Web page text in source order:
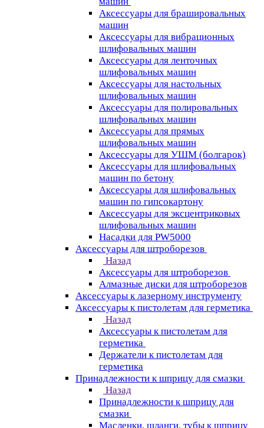
Аксессуары для брашировальных
машин
Аксессуары для вибрационных
шлифовальных машин
Аксессуары для ленточных
шлифовальных машин
Аксессуары для настольных
шлифовальных машин
Аксессуары для полировальных
шлифовальных машин
Аксессуары для прямых
шлифовальных машин
Аксессуары для УШМ (болгарок)
Аксессуары для шлифовальных
машин по бетону
Аксессуары для шлифовальных
машин по гипсокартону
Аксессуары для эксцентриковых
шлифовальных машин
Насадки для PW5000
Аксессуары для штроборезов
Назад
Аксессуары для штроборезов
Алмазные диски для штроборезов
Аксессуары к лазерному инструменту
Аксессуары к пистолетам для герметика
Назад
Аксессуары к пистолетам для
герметика
Держатели к пистолетам для
герметика
Принадлежности к шприцу для смазки
Назад
Принадлежности к шприцу для
смазки
Масленки, шланги, тубы к шприцу